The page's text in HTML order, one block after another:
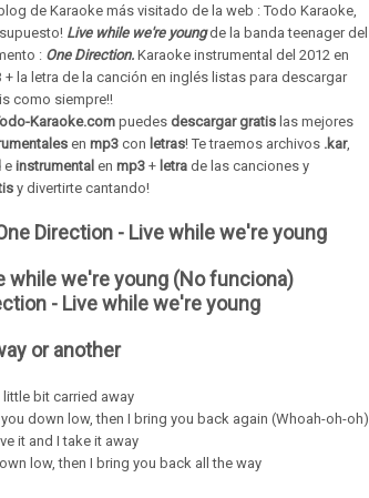
de Karaoke más visitado de la web : Todo Karaoke,
Live while we're youngde la banda teenager del
: One Direction. Karaoke instrumental del 2012 en
+ la letra de la canción en inglés listas para descargar
como siempre!!
Karaoke.compuedes descargar gratis las mejores
en mp3 con letras! Te traemos archivos .kar,
e instrumental en mp3 + letra de las canciones y
y divertirte cantando!
Direction - Live while we're young
while we're young (No funciona)
- Live while we're young
or another
bit carried away
down low, then I bring you back again (Whoah-oh-oh)
it and I take it away
low, then I bring you back all the way